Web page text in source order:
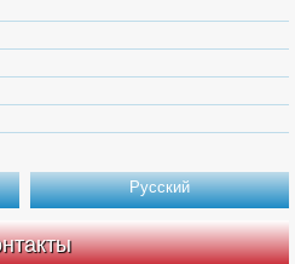
Русский